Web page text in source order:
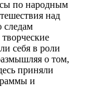
по народным
над
следам
себя в роли
о том,
приняли
и